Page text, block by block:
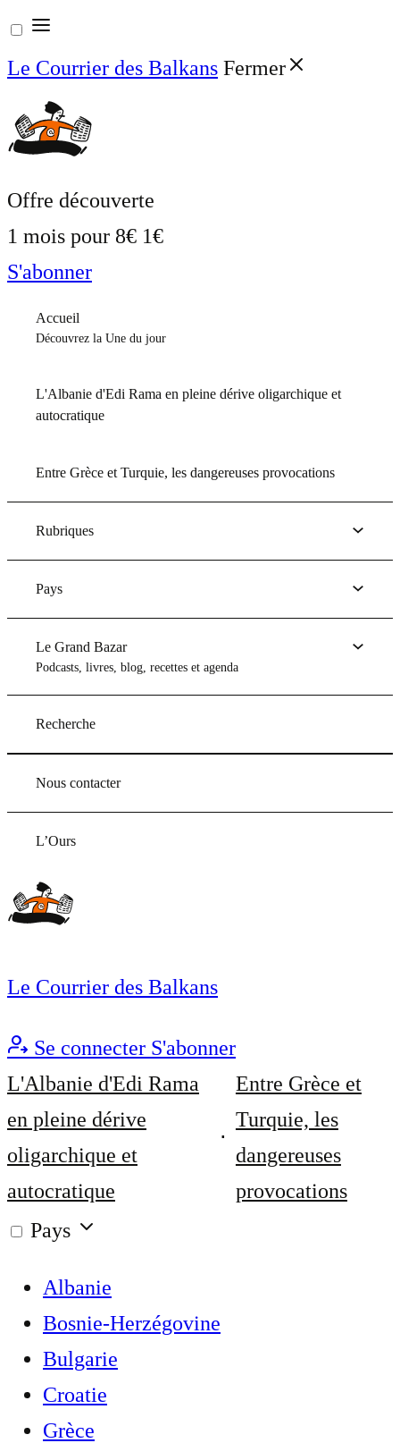
Aller
au
contenu
Le Courrier des Balkans Fermer
Offre découverte
1 mois pour 8€ 1€
S'abonner
Accueil
Découvrez la Une du jour
L'Albanie d'Edi Rama en pleine dérive oligarchique et
autocratique
Entre Grèce et Turquie, les dangereuses provocations
Rubriques
Pays
Le Grand Bazar
Podcasts, livres, blog, recettes et agenda
Recherche
Nous contacter
L’Ours
Le Courrier des Balkans
Se connecter S'abonner
L'Albanie d'Edi Rama
en pleine dérive
oligarchique et
autocratique
Entre Grèce et
Turquie, les
dangereuses
provocations
Pays
Albanie
Bosnie-Herzégovine
Bulgarie
Croatie
Grèce